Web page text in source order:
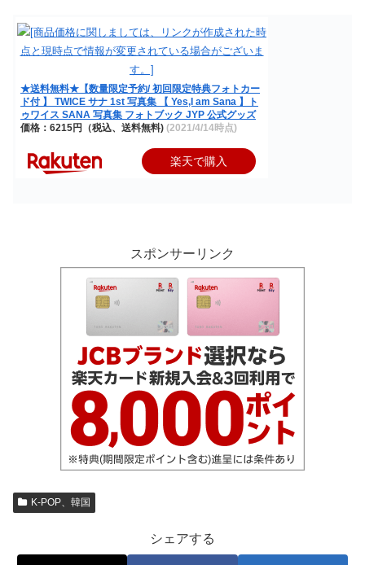
★送料無料★【数量限定予約/ 初回限定特典フォトカー
ド付 】 TWICE サナ 1st 写真集 【 Yes,I am Sana 】ト
ゥワイス SANA 写真集 フォトブック JYP 公式グッズ
価格：6215円（税込、送料無料) (2021/4/14時点)
楽天で購入
スポンサーリンク
K-POP、韓国
シェアする